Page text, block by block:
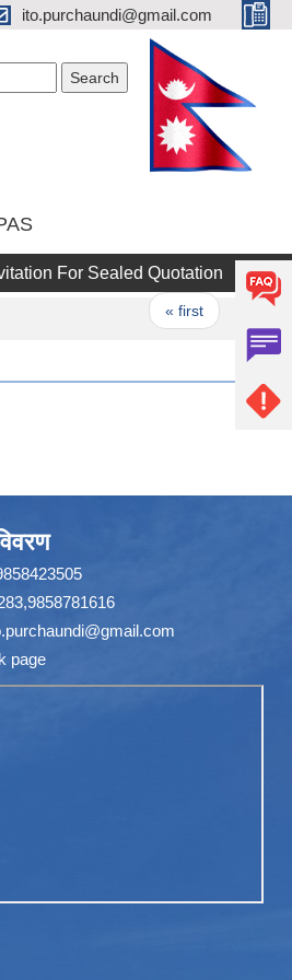
ito.purchaundi@gmail.com
For Sealed Quotation
« first ‹
page